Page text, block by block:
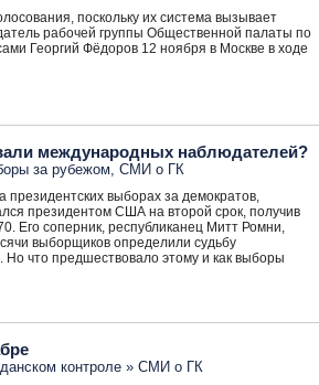
поскольку их система вызывает
рабочей группы Общественной палаты по
Георгий Фёдоров 12 ноября в Москве в ходе
международных наблюдателей?
за рубежом, СМИ о ГК
президентских выборах за демократов,
президентом США на второй срок, получив
Его соперник, республиканец Митт Ромни,
выборщиков определили судьбу
что предшествовало этому и как выборы
контроле » СМИ о ГК